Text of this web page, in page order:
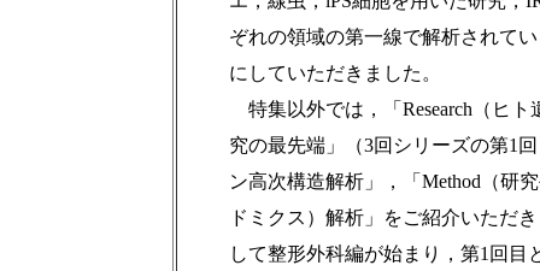
ぞれの領域の第一線で解析されて
にしていただきました。
特集以外では，「Research（ヒ
究の最先端」（3回シリーズの第1
ン高次構造解析」，「Method（研
ドミクス）解析」をご紹介いただ
して整形外科編が始まり，第1回目